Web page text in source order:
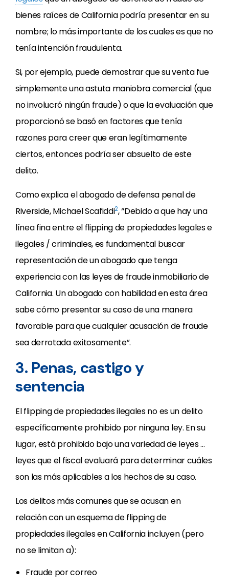
bienes raíces de California podría presentar en su
nombre; lo más importante de los cuales es que no
tenía intención fraudulenta.
Si, por ejemplo, puede demostrar que su venta fue
simplemente una astuta maniobra comercial (que
no involucró ningún fraude) o que la evaluación que
proporcionó se basó en factores que tenía
razones para creer que eran legítimamente
ciertos, entonces podría ser absuelto de este
delito.
Como explica el abogado de defensa penal de
Riverside, Michael Scafiddi2, “Debido a que hay una
línea fina entre el flipping de propiedades legales e
ilegales / criminales, es fundamental buscar
representación de un abogado que tenga
experiencia con las leyes de fraude inmobiliario de
California. Un abogado con habilidad en esta área
sabe cómo presentar su caso de una manera
favorable para que cualquier acusación de fraude
sea derrotada exitosamente”.
3. Penas, castigo y
sentencia
El flipping de propiedades ilegales no es un delito
específicamente prohibido por ninguna ley. En su
lugar, está prohibido bajo una variedad de leyes …
leyes que el fiscal evaluará para determinar cuáles
son las más aplicables a los hechos de su caso.
Los delitos más comunes que se acusan en
relación con un esquema de flipping de
propiedades ilegales en California incluyen (pero
no se limitan a):
Fraude por correo